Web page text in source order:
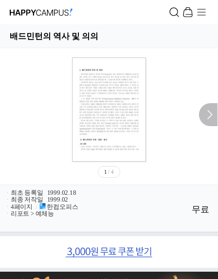
배드민턴의 역사 및 의의
1 / 4
ㆍ 최초 등록일
1999.02.18
ㆍ 최종 저작일
1999.02
ㆍ 4페이지 /
한컴오피스
ㆍ 리포트 > 예체능 무료